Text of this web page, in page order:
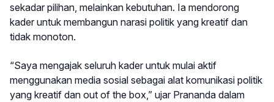
sekadar pilihan, melainkan kebutuhan. Ia mendorong
kader untuk membangun narasi politik yang kreatif dan
tidak monoton.
“Saya mengajak seluruh kader untuk mulai aktif
menggunakan media sosial sebagai alat komunikasi politik
yang kreatif dan out of the box,” ujar Prananda dalam